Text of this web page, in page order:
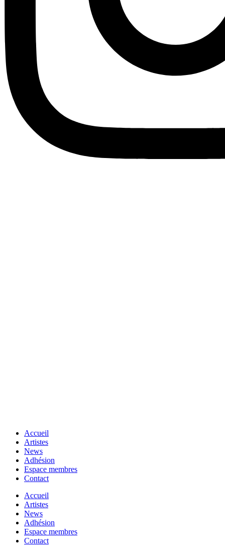
Accueil
Artistes
News
Adhésion
Espace membres
Contact
Accueil
Artistes
News
Adhésion
Espace membres
Contact